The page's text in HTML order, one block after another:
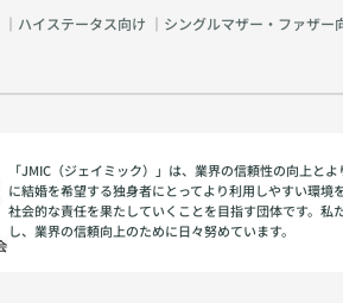
｜ ハイステータス向け ｜ シングルマザー・ファザー
「JMIC（ジェイミック）」は、業界の信頼性の向上と
に結婚を希望する独身者にとってより利用しやすい環境
社会的な責任を果たしていくことを目指す団体です。私
し、業界の信頼向上のために日々努めています。